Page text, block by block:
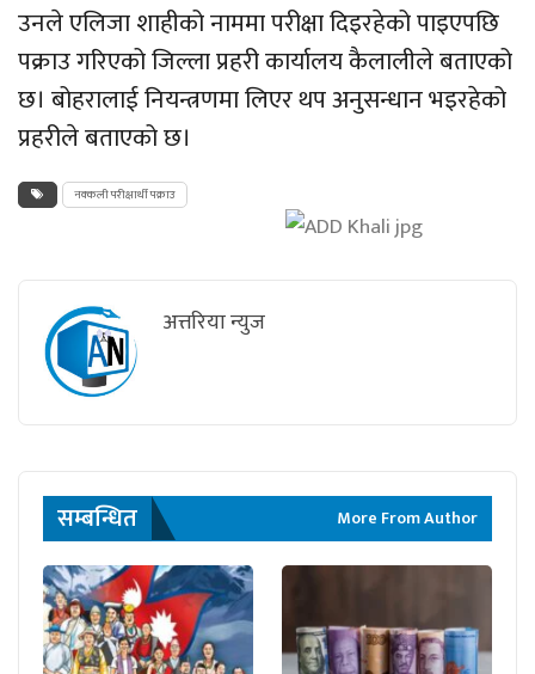
उनले एलिजा शाहीको नाममा परीक्षा दिइरहेको पाइएपछि
पक्राउ गरिएको जिल्ला प्रहरी कार्यालय कैलालीले बताएको
छ। बोहरालाई नियन्त्रणमा लिएर थप अनुसन्धान भइरहेको
प्रहरीले बताएको छ।
नक्कली परीक्षार्थी पक्राउ
अत्तरिया न्युज
सम्बन्धित More From Author